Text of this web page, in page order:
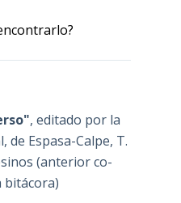
, editado por la
de Espasa-Calpe, T.
(anterior co-
bitácora)